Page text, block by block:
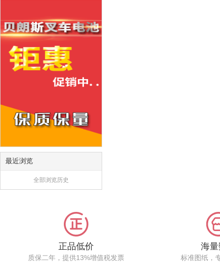
最近浏览
全部浏览历史
正品低价
质保二年，提供13%增值税发票
海
标准图纸，